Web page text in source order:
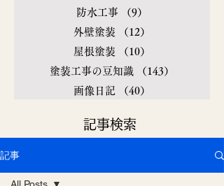
防水工事
（9）
外壁塗装
（12）
屋根塗装
（10）
塗装工事の豆知識
（143）
画像日記
（40）
​記事検索
記事